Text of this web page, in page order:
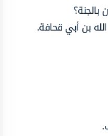
بن أبي قحافة.